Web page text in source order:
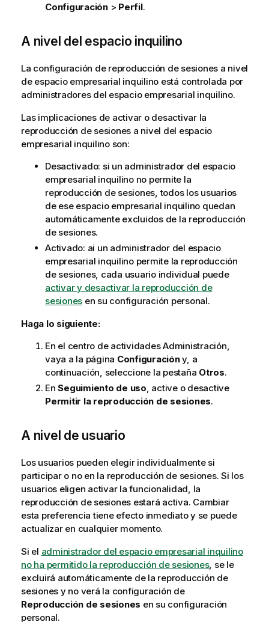
Configuración> Perfil.
A nivel del espacio inquilino
La configuración de reproducción de sesiones a nivel
de espacio empresarial inquilino está controlada por
administradores del espacio empresarial inquilino.
Las implicaciones de activar o desactivar la
reproducción de sesiones a nivel del espacio
empresarial inquilino son:
Desactivado: si un administrador del espacio
empresarial inquilino no permite la
reproducción de sesiones, todos los usuarios
de ese espacio empresarial inquilino quedan
automáticamente excluidos de la reproducción
de sesiones.
Activado: ai un administrador del espacio
empresarial inquilino permite la reproducción
de sesiones, cada usuario individual puede
activar y desactivar la reproducción de
sesiones en su configuración personal.
Haga lo siguiente:
En el centro de actividadesAdministración
vaya a la página Configuracióny, a
continuación, seleccione la pestaña Otros.
EnSeguimiento de uso , active o desactive
Permitir la reproducción de sesiones.
A nivel de usuario
Los usuarios pueden elegir individualmente si
participar o no en la reproducción de sesiones. Si los
usuarios eligen activar la funcionalidad, la
reproducción de sesiones estará activa. Cambiar
esta preferencia tiene efecto inmediato y se puede
actualizar en cualquier momento.
Si el administrador del espacio empresarial inquilino
no ha permitido la reproducción de sesiones, se le
excluirá automáticamente de la reproducción de
sesiones y no verá la configuración de
Reproducción de sesiones en su configuración
personal.